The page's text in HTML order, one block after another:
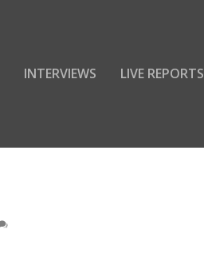
INTERVIEWS LIVE REPORTS